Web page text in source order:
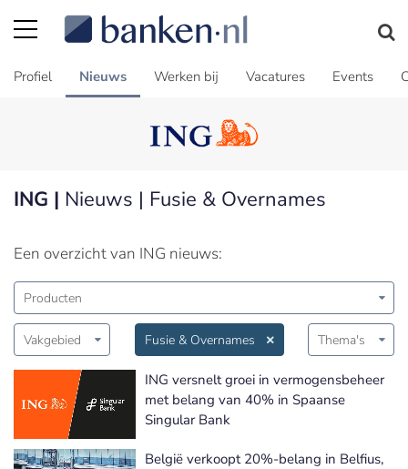
Profiel Nieuws Werken bij Vacatures Events
ING | Nieuws | Fusie & Overnames
Een overzicht van ING nieuws:
Producten
Vakgebied Fusie & Overnames Thema's
ING versnelt groei in vermogensbeheer
met belang van 40% in Spaanse
Singular Bank
België verkoopt 20%-belang in Belfius,